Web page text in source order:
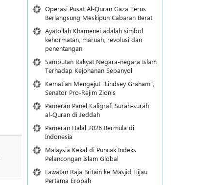
Operasi Pusat Al-Quran Gaza Terus
Berlangsung Meskipun Cabaran Berat
Ayatollah Khamenei adalah simbol
kehormatan, maruah, revolusi dan
penentangan
Sambutan Rakyat Negara-negara Islam
Terhadap Kejohanan Sepanyol
Kematian Mengejut "Lindsey Graham",
Senator Pro-Rejim Zionis
Pameran Panel Kaligrafi Surah-surah
al-Quran di Jeddah
Pameran Halal 2026 Bermula di
Indonesia
Malaysia Kekal di Puncak Indeks
Pelancongan Islam Global
Lawatan Raja Britain ke Masjid Hijau
Pertama Eropah